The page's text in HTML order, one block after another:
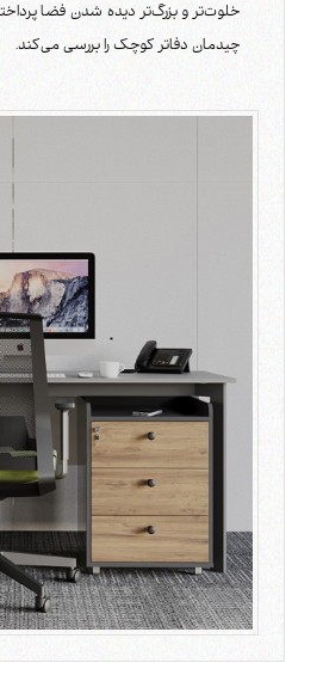
خلوت‌تر و بزرگ‌تر دیده شدن فضا
چیدمان دفاتر کوچک را بررسی می‌کند.